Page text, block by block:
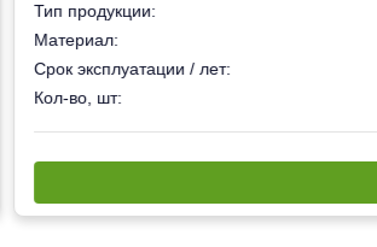
Тип продукции:
Материал:
Срок эксплуатации / лет:
Кол-во, шт: